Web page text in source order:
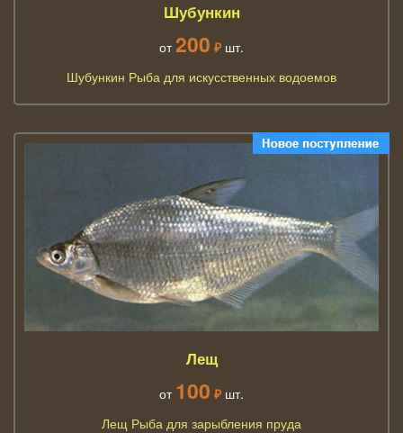
Шубункин
от 200 ₽ шт.
Шубункин Рыба для искусственных водоемов
Лещ
от 100 ₽ шт.
Лещ Рыба для зарыбления пруда